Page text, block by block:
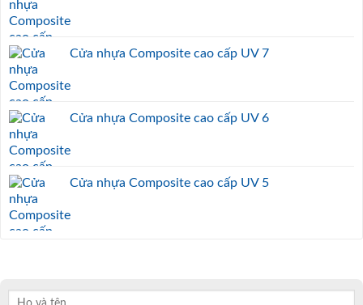
Cửa nhựa Composite cao cấp UV 7
Cửa nhựa Composite cao cấp UV 6
Cửa nhựa Composite cao cấp UV 5